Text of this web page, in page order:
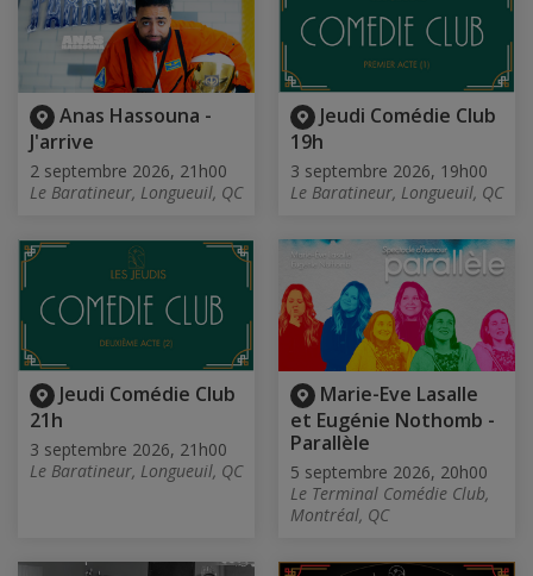
Anas Hassouna -
J'arrive
2 septembre 2026, 21h00
Le Baratineur, Longueuil, QC
Jeudi Comédie Club
19h
3 septembre 2026, 19h00
Le Baratineur, Longueuil, QC
Jeudi Comédie Club
21h
3 septembre 2026, 21h00
Le Baratineur, Longueuil, QC
Marie-Eve Lasalle
et Eugénie Nothomb -
Parallèle
5 septembre 2026, 20h00
Le Terminal Comédie Club,
Montréal, QC